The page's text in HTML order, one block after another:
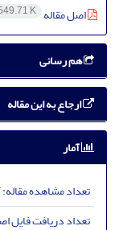
اصل مقاله K
هم رسانی
ارجاع به این مقاله
آمار
تعداد مشاهده مقاله:
تعداد دریافت فایل